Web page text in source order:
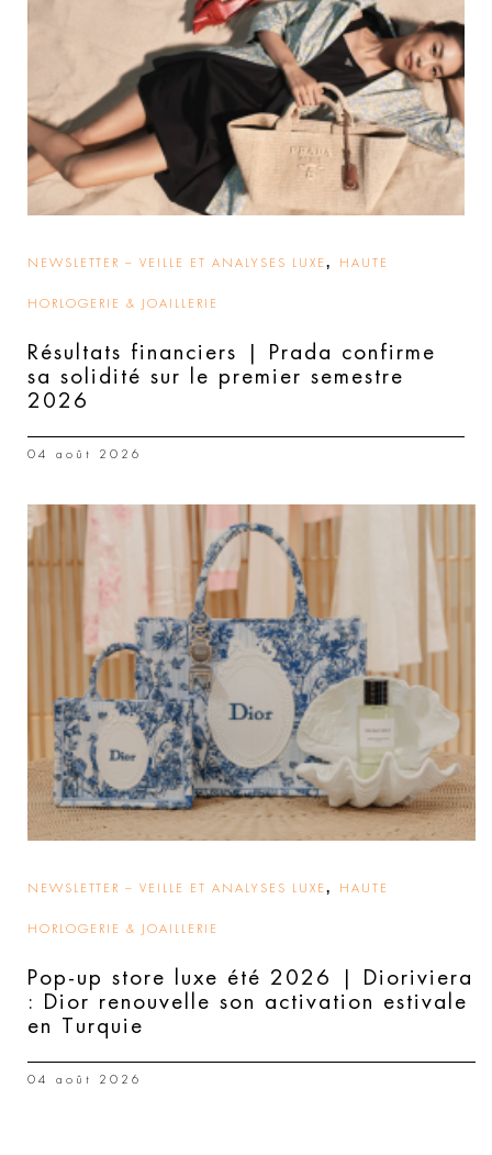
NEWSLETTER – VEILLE ET ANALYSES LUXE , HAUTE
HORLOGERIE & JOAILLERIE
Résultats financiers | Prada confirme
sa solidité sur le premier semestre
2026
04 août 2026
NEWSLETTER – VEILLE ET ANALYSES LUXE , HAUTE
HORLOGERIE & JOAILLERIE
Pop-up store luxe été 2026 | Dioriviera
: Dior renouvelle son activation estivale
en Turquie
04 août 2026